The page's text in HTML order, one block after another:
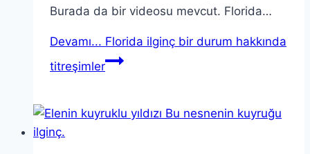
Burada da bir videosu mevcut. Florida…
Devamı... Florida ilginç bir durum hakkında
titreşimler